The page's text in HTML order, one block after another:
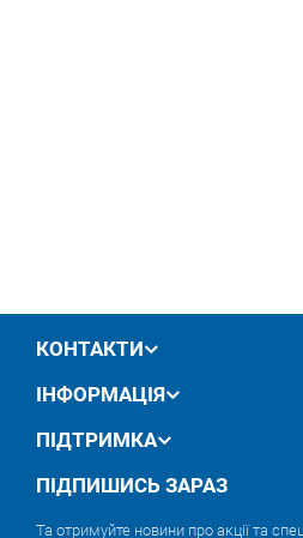
КОНТАКТИ
ІНФОРМАЦІЯ
ПІДТРИМКА
ПІДПИШИСЬ ЗАРАЗ
Та отримуйте новини про акції та